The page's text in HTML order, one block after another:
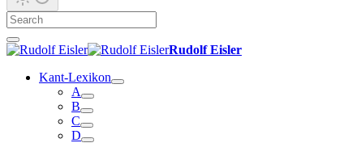
Rudolf Eisler
Kant-Lexikon
A
B
C
D